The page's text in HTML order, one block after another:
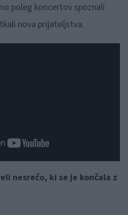
poleg koncertov spoznali
nova prijateljstva.
nesrečo, ki se je končala z